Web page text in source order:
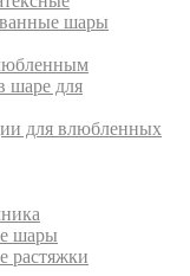
шары
шаре для
для влюбленных
шары
растяжки